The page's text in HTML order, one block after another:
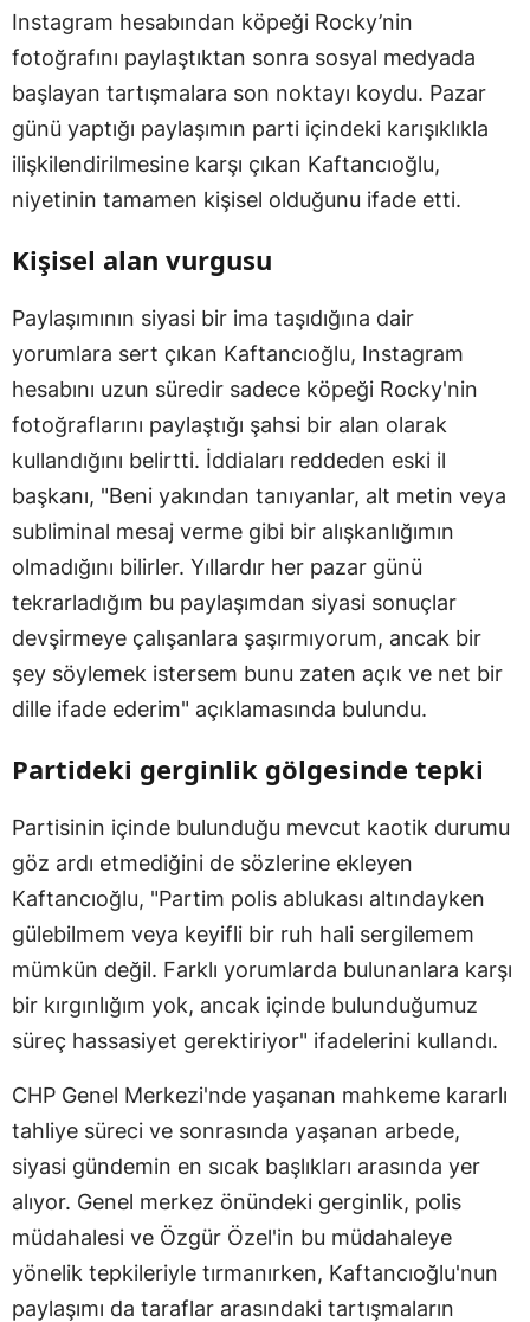
Instagram hesabından köpeği Rocky’nin
fotoğrafını paylaştıktan sonra sosyal medyada
başlayan tartışmalara son noktayı koydu. Pazar
günü yaptığı paylaşımın parti içindeki karışıklıkla
ilişkilendirilmesine karşı çıkan Kaftancıoğlu,
niyetinin tamamen kişisel olduğunu ifade etti.
Kişisel alan vurgusu
Paylaşımının siyasi bir ima taşıdığına dair
yorumlara sert çıkan Kaftancıoğlu, Instagram
hesabını uzun süredir sadece köpeği Rocky'nin
fotoğraflarını paylaştığı şahsi bir alan olarak
kullandığını belirtti. İddiaları reddeden eski il
başkanı, "Beni yakından tanıyanlar, alt metin veya
subliminal mesaj verme gibi bir alışkanlığımın
olmadığını bilirler. Yıllardır her pazar günü
tekrarladığım bu paylaşımdan siyasi sonuçlar
devşirmeye çalışanlara şaşırmıyorum, ancak bir
şey söylemek istersem bunu zaten açık ve net bir
dille ifade ederim" açıklamasında bulundu.
Partideki gerginlik gölgesinde tepki
Partisinin içinde bulunduğu mevcut kaotik durumu
göz ardı etmediğini de sözlerine ekleyen
Kaftancıoğlu, "Partim polis ablukası altındayken
gülebilmem veya keyifli bir ruh hali sergilemem
mümkün değil. Farklı yorumlarda bulunanlara karşı
bir kırgınlığım yok, ancak içinde bulunduğumuz
süreç hassasiyet gerektiriyor" ifadelerini kullandı.
CHP Genel Merkezi'nde yaşanan mahkeme kararlı
tahliye süreci ve sonrasında yaşanan arbede,
siyasi gündemin en sıcak başlıkları arasında yer
alıyor. Genel merkez önündeki gerginlik, polis
müdahalesi ve Özgür Özel'in bu müdahaleye
yönelik tepkileriyle tırmanırken, Kaftancıoğlu'nun
paylaşımı da taraflar arasındaki tartışmaların